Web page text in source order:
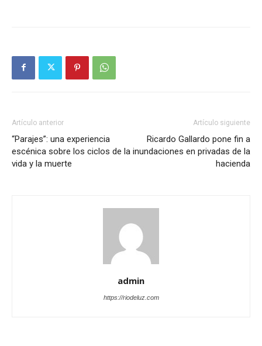
Artículo anterior
“Parajes”: una experiencia
escénica sobre los ciclos de la
vida y la muerte
Artículo siguiente
Ricardo Gallardo pone fin a
inundaciones en privadas de la
hacienda
admin
https://riodeluz.com